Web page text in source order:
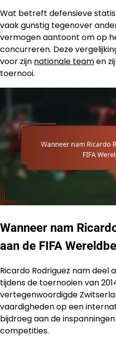
Wat betreft defensieve
vaak gunstig tegenover
vermogen aantoont om op
concurreren. Deze
voor zijn nationale teamen
toernooi.
Wanneer nam
aan de FIFA
Ricardo Rodriguez nam deel
tijdens de toernooien van
vertegenwoordigde
vaardigheden op een
bijdroeg aan de
competities.